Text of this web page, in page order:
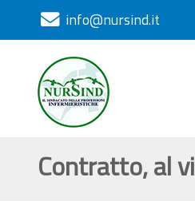
info@nursind.it
Contratto, al